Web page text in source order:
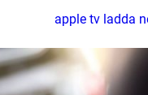
apple tv ladda